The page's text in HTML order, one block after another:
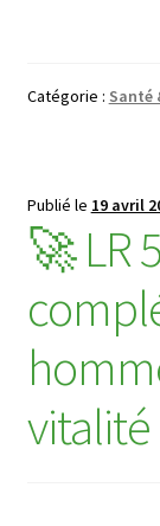
Catégorie : Santé
Publié le 19 avril
🚀 LR